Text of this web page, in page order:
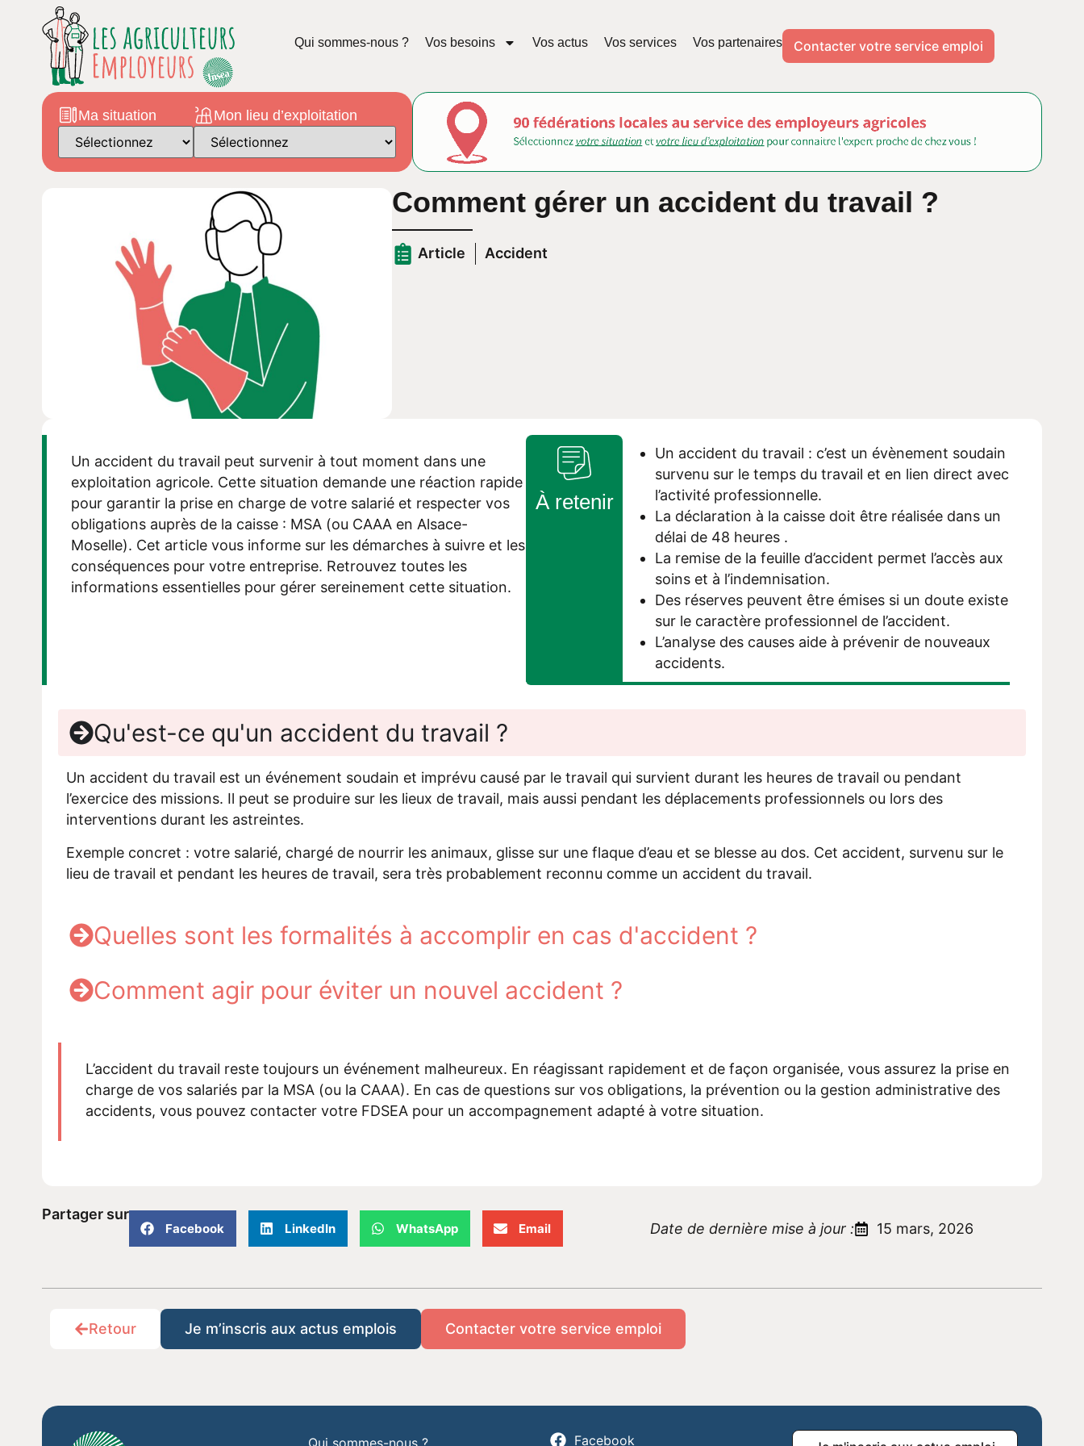
Qui sommes-nous ? Vos besoins Vos actus Vos services Vos partenaires Contacter votre service emploi
Ma situation Mon lieu d’exploitation
Comment gérer un accident du travail ?
Article Accident
Un accident du travail peut survenir à tout moment dans une
exploitation agricole. Cette situation demande une réaction rapide
pour garantir la prise en charge de votre salarié et respecter vos
obligations auprès de la caisse : MSA (ou CAAA en Alsace-
Moselle). Cet article vous informe sur les démarches à suivre et les
conséquences pour votre entreprise. Retrouvez toutes les
informations essentielles pour gérer sereinement cette situation.
À retenir
Un accident du travail : c’est un évènement soudain
survenu sur le temps du travail et en lien direct avec
l’activité professionnelle.
La déclaration à la caisse doit être réalisée dans un
délai de 48 heures .
La remise de la feuille d’accident permet l’accès aux
soins et à l’indemnisation.
Des réserves peuvent être émises si un doute existe
sur le caractère professionnel de l’accident.
L’analyse des causes aide à prévenir de nouveaux
accidents.
Qu'est-ce qu'un accident du travail ?
Un accident du travail est un événement soudain et imprévu causé par le travail qui survient durant les heures de travail ou pendant
l’exercice des missions. Il peut se produire sur les lieux de travail, mais aussi pendant les déplacements professionnels ou lors des
interventions durant les astreintes.
Exemple concret : votre salarié, chargé de nourrir les animaux, glisse sur une flaque d’eau et se blesse au dos. Cet accident, survenu sur le
lieu de travail et pendant les heures de travail, sera très probablement reconnu comme un accident du travail.
Quelles sont les formalités à accomplir en cas d'accident ?
Comment agir pour éviter un nouvel accident ?
L’accident du travail reste toujours un événement malheureux. En réagissant rapidement et de façon organisée, vous assurez la prise en
charge de vos salariés par la MSA (ou la CAAA). En cas de questions sur vos obligations, la prévention ou la gestion administrative des
accidents, vous pouvez contacter votre FDSEA pour un accompagnement adapté à votre situation.
Partager sur
Facebook LinkedIn WhatsApp Email Date de dernière mise à jour : 15 mars, 2026
Retour Je m’inscris aux actus emplois Contacter votre service emploi
Qui sommes-nous ? Facebook